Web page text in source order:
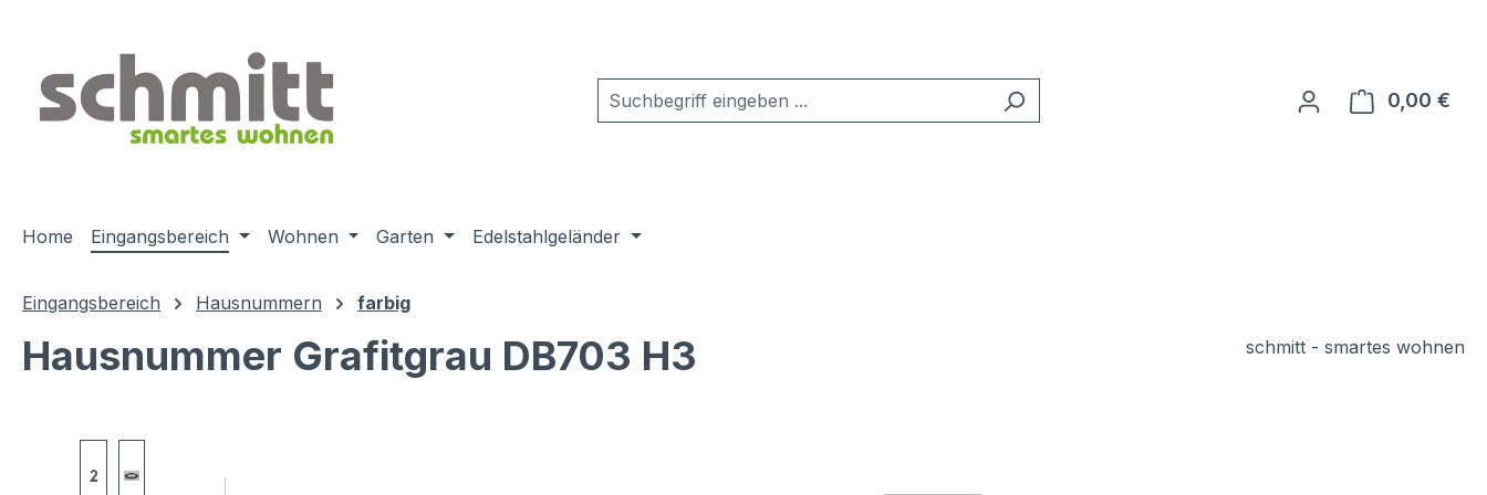
0,00 €
Home Eingangsbereich Wohnen Garten Edelstahlgeländer
Eingangsbereich Hausnummern farbig
Hausnummer Grafitgrau DB703 H3 schmitt - smartes wohnen